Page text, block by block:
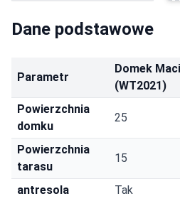
Dane podstawowe
Parametr
Domek
(WT2021)
Powierzchnia
domku
25
Powierzchnia
tarasu
15
antresola
Tak